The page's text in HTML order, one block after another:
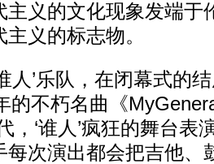
主义的文化现象发端于
义的标志物。
’乐队，在闭幕式的
的不朽名曲《
，‘谁人’疯狂的舞台表
每次演出都会把吉他、